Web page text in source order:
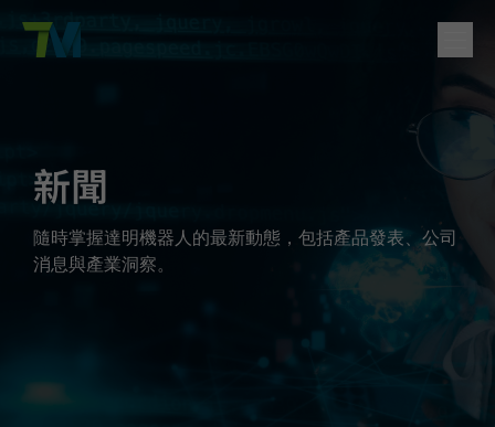
解決方案
公司
简体中文
新聞
隨時掌握達明機器人的最新動態，包括產品發表、公司
消息與產業洞察。